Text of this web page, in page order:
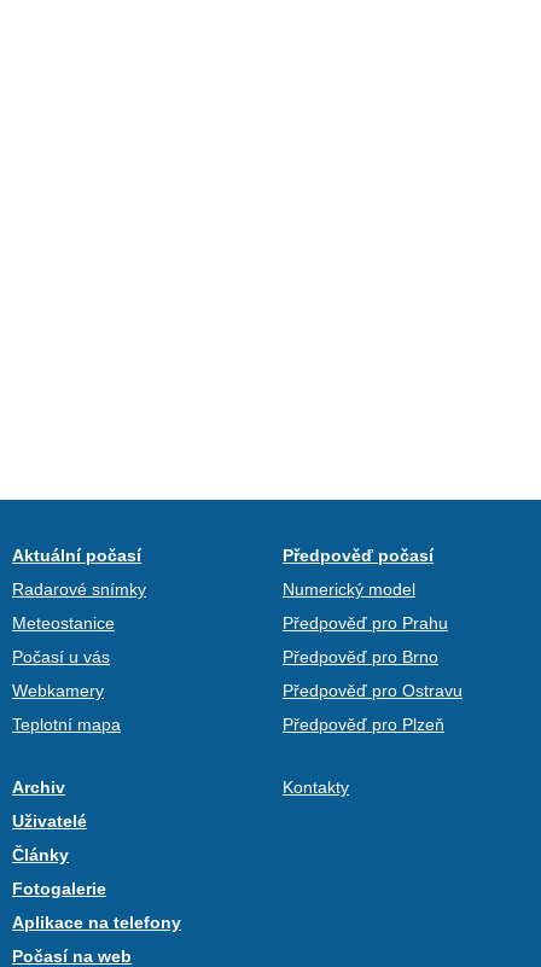
Aktuální počasí
Radarové snímky
Meteostanice
Počasí u vás
Webkamery
Teplotní mapa
Předpověď počasí
Numerický model
Předpověď pro Prahu
Předpověď pro Brno
Předpověď pro Ostravu
Předpověď pro Plzeň
Archiv
Uživatelé
Články
Fotogalerie
Aplikace na telefony
Počasí na web
Kontakty